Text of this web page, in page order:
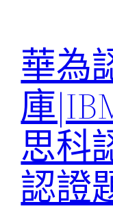
華為
庫
思科
認證